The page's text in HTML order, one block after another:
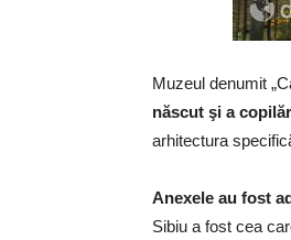
Muzeul denumit
născut şi a
arhitectura
Anexele au fost
Sibiu a fost cea